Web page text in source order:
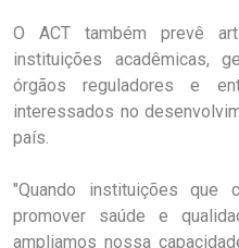
O ACT também prevê
instituições acadêmicas,
órgãos reguladores e
interessados no
país.
"Quando instituições que
promover saúde e
ampliamos nossa